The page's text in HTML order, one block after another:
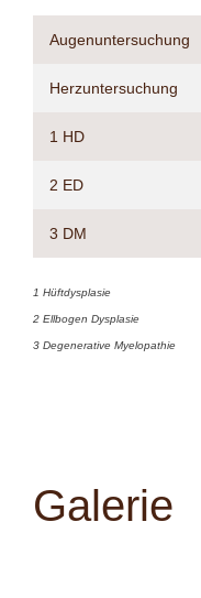
Augenuntersuchung
Herzuntersuchung
1 HD
2 ED
3 DM
1 Hüftdysplasie
2 Ellbogen Dysplasie
3 Degenerative Myelopathie
Galerie